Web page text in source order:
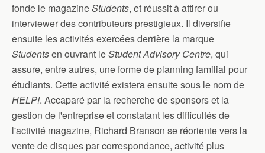
fonde le magazineStudents, et réussit à attirer ou
interviewer des contributeurs prestigieux. Il diversifie
ensuite les activités exercées derrière la marque
Studentsen ouvrant leStudent Advisory Centre, qui
assure, entre autres, une forme de planning familial pour
étudiants. Cette activité existera ensuite sous le nom de
HELP!. Accaparé par la recherche de sponsors et la
gestion de l'entreprise et constatant les difficultés de
l'activité magazine, Richard Branson se réoriente vers la
vente de disques par correspondance, activité plus